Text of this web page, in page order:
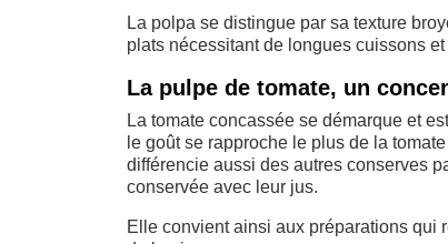
La polpa se distingue par sa texture
plats nécessitant de longues cuissons
La pulpe de tomate, un
La tomate concassée se démarque et
le goût se rapproche le plus de la
différencie aussi des autres conserves
conservée avec leur jus.
Elle convient ainsi aux préparations qui